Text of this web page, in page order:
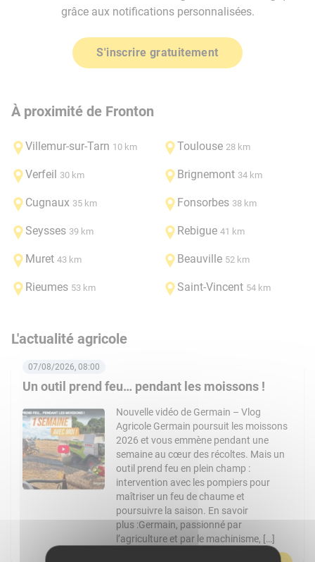
grâce aux notifications personnalisées.
S'inscrire gratuitement
À proximité de Fronton
Villemur-sur-Tarn 10 km Toulouse 28 km
Verfeil 30 km Brignemont 34 km
Cugnaux 35 km Fonsorbes 38 km
Seysses 39 km Rebigue 41 km
Muret 43 km Beauville 52 km
Rieumes 53 km Saint-Vincent 54 km
L'actualité agricole
Un outil prend feu… pendant les moissons !
07/08/2026, 08:00
Nouvelle vidéo de Germain – Vlog
Agricole Germain poursuit les moissons
2026 et vous emmène pendant une
semaine au cœur des récoltes. Mais un
outil prend feu en plein champ :
intervention avec les pompiers pour
maîtriser un feu de chaume et
poursuivre la saison. En savoir
plus :Germain, passionné par
l’agriculture et par le machinisme, […]